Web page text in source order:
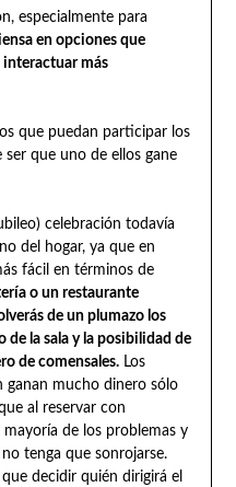
especialmente para
en opciones que
interactuar más
que puedan participar los
que uno de ellos gane
celebración todavía
del hogar, ya que en
fácil en términos de
o un restaurante
de un plumazo los
de la sala y la posibilidad de
de comensales.Los
ganan mucho dinero sólo
al reservar con
de los problemas y
tenga que sonrojarse.
decidir quién dirigirá el